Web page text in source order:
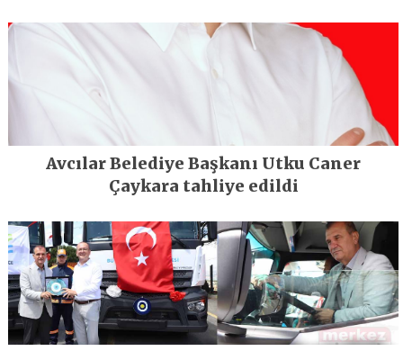
Avcılar Belediye Başkanı Utku Caner
Çaykara tahliye edildi